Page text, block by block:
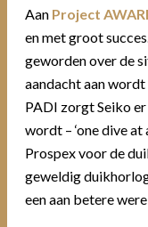
Aan Project
en met groot
geworden over de
aandacht aan wordt
PADI zorgt Seiko
wordt – ‘one dive at
Prospex voor de
geweldig
een aan betere